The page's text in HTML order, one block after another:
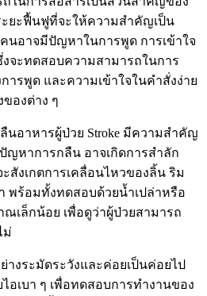
ะยะฟื้นฟูที่จะให้ความสำคัญเป็น
นอาจมีปัญหาในการพูด การเข้าใจ
จะทดสอบความสามารถในการ
ารพูด และความเข้าใจในคำสั่งง่าย
องต่าง ๆ
นอาหารผู้ป่วย Stroke มีความสำคัญ
ญหาการกลืน อาจเกิดการสำลัก
สังเกตการเคลื่อนไหวของลิ้น ริม
พร้อมทั้งทดสอบด้วยน้ำเปล่าหรือ
ณเล็กน้อย เพื่อดูว่าผู้ป่วยสามารถ
ม่
งระมัดระวังและค่อยเป็นค่อยไป
อเบา ๆ เพื่อทดสอบการทำงานของ